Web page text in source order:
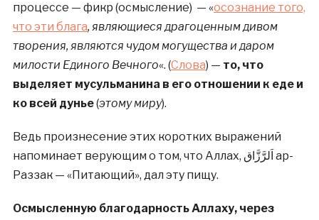
процессе — фикр (осмысление) — «осознание того,
что эти блага, являющиеся драгоценным дивом
творения, являются чудом могущества и даром
милости Единого Вечного«. (Слова) — то, что
выделяет мусульманина в его отношении к еде и
ко всей дунье(этому миру).
Ведь произнесение этих коротких выражений
напоминает верующим о том, что Аллах, اَلرَّزَّاق ар-
Раззак — «Питающий», дал эту пищу.
Осмысленную благодарность Аллаху, через